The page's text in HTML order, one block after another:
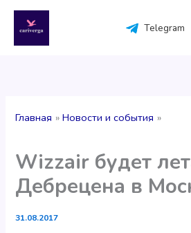
содержимому
Telegram
Главная Новости и события
Wizzair будет
Дебрецена в
31.08.2017